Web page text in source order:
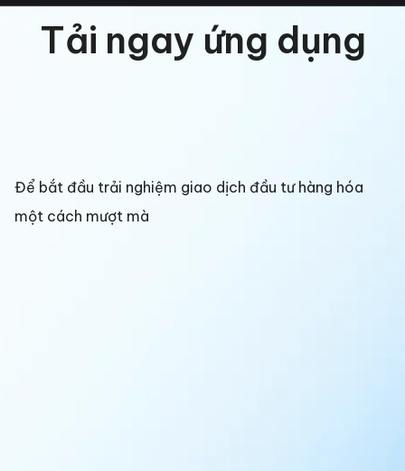
Tải ngay ứng dụng
Để bắt đầu trải nghiệm giao dịch đầu tư hàng hóa
một cách mượt mà